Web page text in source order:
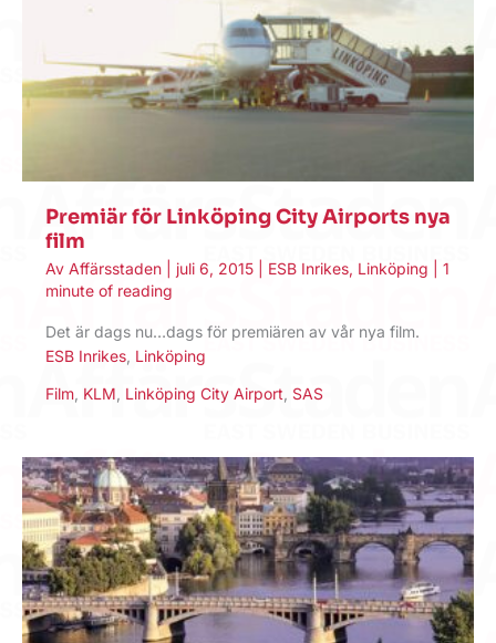
Premiär för Linköping City Airports nya
film
Av Affärsstaden juli 6, 2015 ESB Inrikes, Linköping
1
minute of reading
Det är dags nu…dags för premiären av vår nya film.
ESB Inrikes Linköping
Film KLM Linköping City Airport SAS